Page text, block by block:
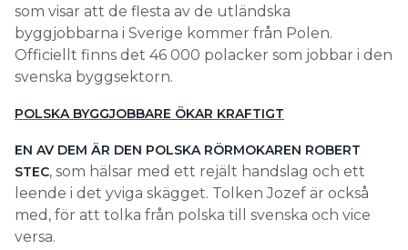
som visar att de flesta av de utländska
byggjobbarna i Sverige kommer från Polen.
Officiellt finns det 46 000 polacker som jobbar i den
svenska byggsektorn.
POLSKA BYGGJOBBARE ÖKAR KRAFTIGT
EN AV DEM ÄR DEN POLSKA RÖRMOKAREN ROBERT
STEC, som hälsar med ett rejält handslag och ett
leende i det yviga skägget. Tolken Jozef är också
med, för att tolka från polska till svenska och vice
versa.